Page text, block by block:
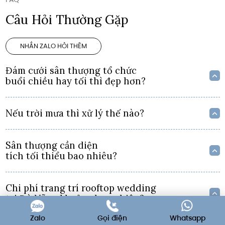
Câu Hỏi Thường Gặp
NHẮN ZALO HỎI THÊM
Đám cưới sân thượng tổ chức
buổi chiều hay tối thì đẹp hơn?
Nếu trời mưa thì xử lý thế nào?
Sân thượng cần diện
tích tối thiểu bao nhiêu?
Chi phí trang trí rooftop wedding
tại Đà Nẵng khoảng bao nhiêu?
Zalo Gọi điện Whatsapp